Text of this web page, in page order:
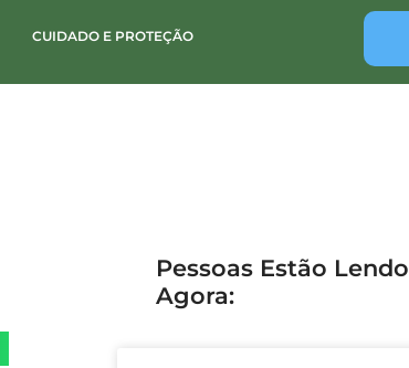
CUIDADO E PROTEÇÃO
Pessoas Estão Lendo
Agora: